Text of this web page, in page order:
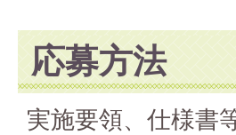
応募方法
実施要領、仕様書